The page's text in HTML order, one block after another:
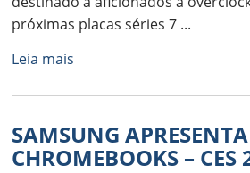
próximas placas séries 7 ...
Leia mais
SAMSUNG
CHROMEBOOKS – CES